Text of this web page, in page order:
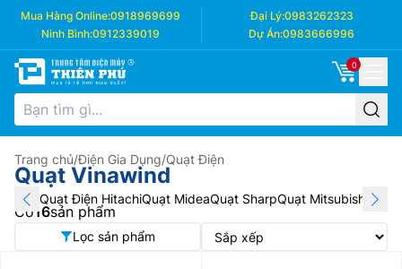
Mua Hàng Online:0918969699 Đại Lý:0983262323
Ninh Bình:0912339019 Dự Án:0983666996
0
Trang chủ/Điện Gia Dụng/Quạt Điện
Quạt Vinawind
Quạt Điện HitachiQuạt MideaQuạt SharpQuạt Mitsubishi Quạt
Có 16sản phẩm
Lọc sản phẩm